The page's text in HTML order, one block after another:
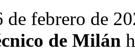
de febrero de
de Milán